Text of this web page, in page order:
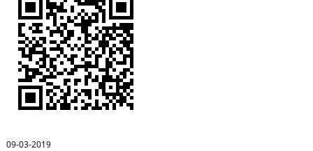
09-03-2019